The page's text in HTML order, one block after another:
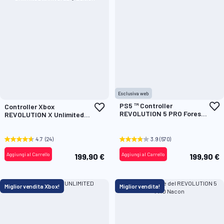
Controller Xbox
REVOLUTION X Unlimited
Aggiungi
4.7 (24)
199,90 €
Aggiungi al Carrello
Esclusiva web
PS5 ™ Controller
REVOLUTION 5 PRO Forest
3.9 (570)
199,90 €
Aggiungi al Carrello
Miglior vendita Xbox! Miglior vendita!